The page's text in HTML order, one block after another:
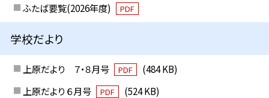
ふたば要覧(2026年度)
PDF
学校だより
上原だより ７・８月号 PDF
(484 KB)
上原だより ６月号
PDF (524 KB)